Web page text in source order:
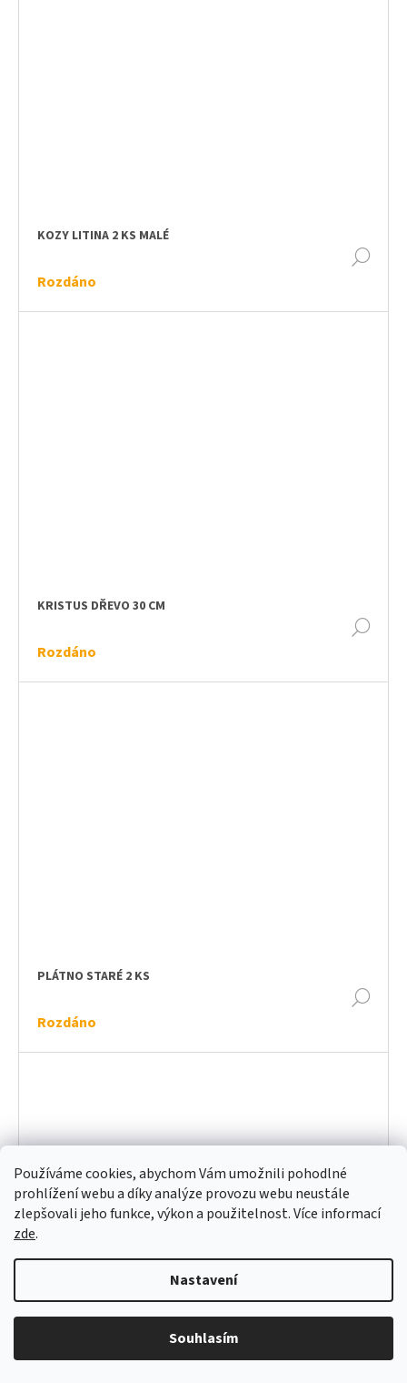
Používáme cookies, abychom Vám umožnili pohodlné
prohlížení webu a díky analýze provozu webu neustále
zlepšovali jeho funkce, výkon a použitelnost. Více informací
zde.
Nastavení
Souhlasím
KOZY LITINA 2 KS MALÉ
Rozdáno
KRISTUS DŘEVO 30 CM
Rozdáno
PLÁTNO STARÉ 2 KS
Rozdáno